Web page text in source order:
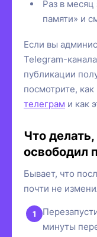
Раз в месяц
памяти» и
Если вы
Telegram-
публикации
посмотрите, как
телеграм и как
Что
освободил
Бывает, что
почти не
минуты